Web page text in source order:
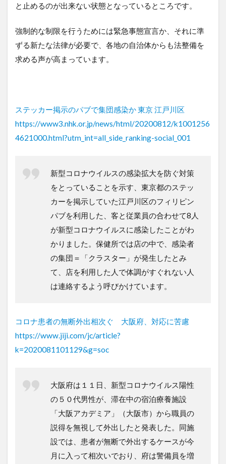
と止めるのが出来ない状態となっているところです。
強制的な制限を行うためには緊急事態宣言か、それに準
ずる新たな法律が必要で、各地の自治体からも法整備を
求める声が高まっています。
ステッカー掲示のパブで集団感染か 東京 江戸川区
https://www3.nhk.or.jp/news/html/20200812/k1001256
4621000.html?utm_int=all_side_ranking-social_001
新型コロナウイルスの感染拡大を防ぐ対策
をとっていることを示す、東京都のステッ
カーを掲示していた江戸川区のフィリピン
パブを利用した、客と従業員の合わせて8人
が新型コロナウイルスに感染したことがわ
かりました。保健所では店の中で、感染者
の集団＝「クラスター」が発生したとみ
て、店を利用した人で体調がすぐれない人
は連絡するよう呼びかけています。
コロナ患者の無断外出相次ぐ 大阪府、対応に苦慮
https://www.jiji.com/jc/article?
k=2020081101129&g=soc
大阪府は１１日、新型コロナウイルス陽性
の５０代男性が、滞在中の宿泊療養施設
「大阪アカデミア」（大阪市）から職員の
説得を無視して外出したと発表した。同施
設では、患者が無断で外出するケースが今
月に入って相次いでおり、府は警備員を増